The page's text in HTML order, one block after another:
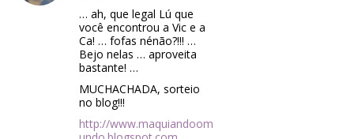
… ah, que legal Lú que
você encontrou a Vic e a
Ca! … fofas nénão?!!! …
Bejo nelas … aproveita
bastante! …
MUCHACHADA, sorteio
no blog!!!
http://www.maquiandoom